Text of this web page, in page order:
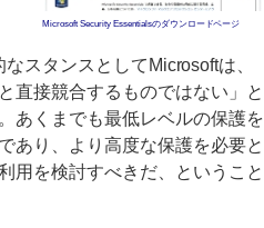
Microsoft Security Essentialsのダウンロードページ
スタンスとしてMicrosoftは、
直接競合するものではない」と
あくまでも最低レベルの保護を
あり、より高度な保護を必要と
用を検討すべきだ、ということ